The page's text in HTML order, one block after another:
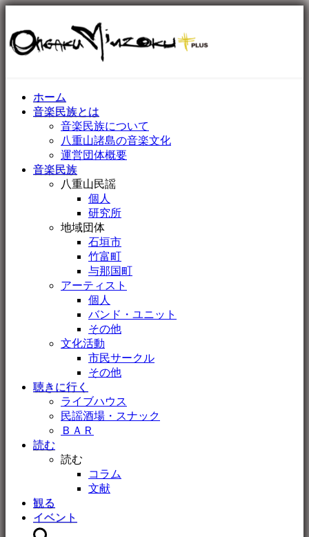
ホーム
音楽民族とは
音楽民族について
八重山諸島の音楽文化
運営団体概要
音楽民族
八重山民謡
個人
研究所
地域団体
石垣市
竹富町
与那国町
アーティスト
個人
バンド・ユニット
その他
文化活動
市民サークル
その他
聴きに行く
ライブハウス
民謡酒場・スナック
ＢＡＲ
読む
読む
コラム
文献
観る
イベント